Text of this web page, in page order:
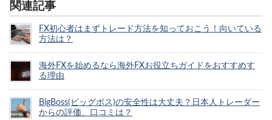
関連記事
FX初心者はまずトレード方法を知っておこう！向いている
方法は？
海外FXを始めるなら海外FXお役立ちガイドをおすすめす
る理由
BigBoss(ビッグボス)の安全性は大丈夫？日本人トレーダー
からの評価、口コミは？